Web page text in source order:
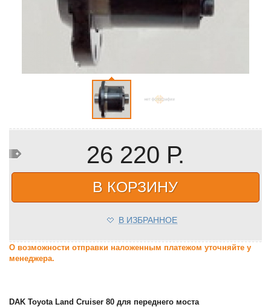
26 220 Р.
В КОРЗИНУ
В ИЗБРАННОЕ
О возможности отправки наложенным платежом уточняйте у
менеджера.
DAK Toyota Land Сruiser 80 для переднего моста